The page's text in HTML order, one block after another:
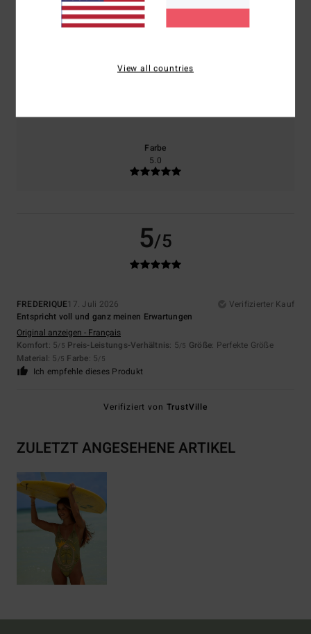
Komfort
Preis-Leistungs-Verhältnis
Farbe
5.0
5/5
FREDERIQUE17. Juli 2026
Verifizierter Kauf
Entspricht voll und ganz meinen Erwartungen
Original anzeigen - Français
Komfort: 5/5 Preis-Leistungs-Verhältnis: 5/5 Größe: Perfekte Größe
Material: 5 /5 Farbe: 5/5
Ich empfehle dieses Produkt
Verifiziert von TrustVille
ZULETZT ANGESEHENE ARTIKEL
View all countries